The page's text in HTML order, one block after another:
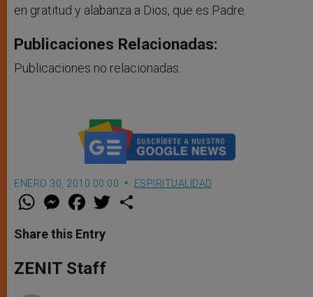
en gratitud y alabanza a Dios, que es Padre.
Publicaciones Relacionadas:
Publicaciones no relacionadas.
ENERO 30, 2010 00:00 ESPIRITUALIDAD
W
t
s
p
p
M
e
s
e
g
e
F
a
e
b
o
k
w
Share this Entry
ZENIT Staff